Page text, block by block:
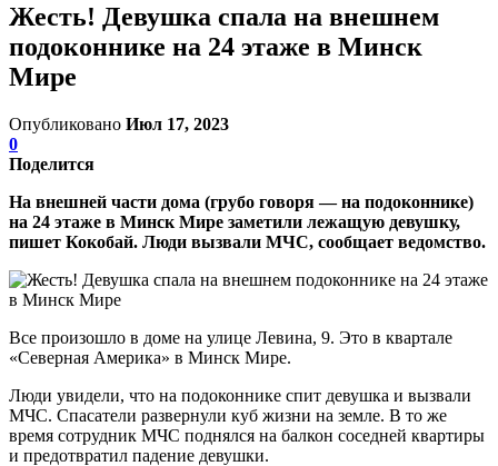
Жесть! Девушка спала на внешнем
подоконнике на 24 этаже в Минск
Мире
Опубликовано Июл 17, 2023
0
Поделится
На внешней части дома (грубо говоря — на подоконнике)
на 24 этаже в Минск Мире заметили лежащую девушку,
пишет Кокобай. Люди вызвали МЧС, сообщает ведомство.
Все произошло в доме на улице Левина, 9. Это в квартале
«Северная Америка» в Минск Мире.
Люди увидели, что на подоконнике спит девушка и вызвали
МЧС. Спасатели развернули куб жизни на земле. В то же
время сотрудник МЧС поднялся на балкон соседней квартиры
и предотвратил падение девушки.